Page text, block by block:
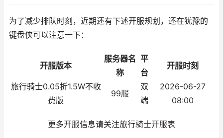
为了减少排队时刻，近期还有下述开服规划，还在犹豫的
键盘侠可以注意一下：
开服版本
服务器名
称
平
台
开服时刻
旅行骑士0.05折1.5W不收
费版
99服
双
端
2026-06-27
08:00
更多开服信息请关注旅行骑士开服表